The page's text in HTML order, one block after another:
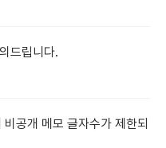
드립니다.
공개 메모 글자수가 제한되